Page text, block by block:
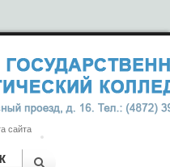
сайта